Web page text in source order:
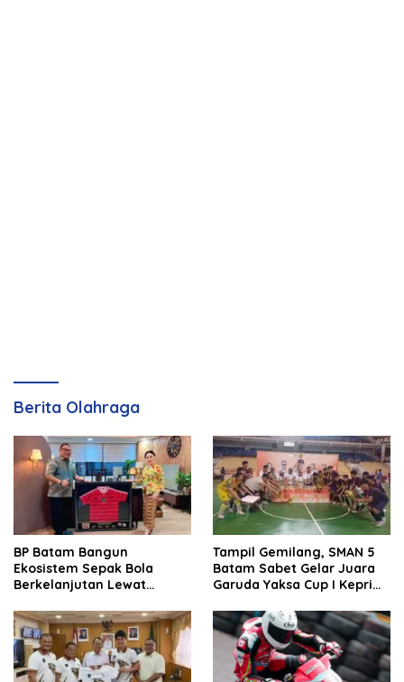
Berita Olahraga
BP Batam Bangun
Ekosistem Sepak Bola
Berkelanjutan Lewat
Tampil Gemilang, SMAN 5
Batam Sabet Gelar Juara
Garuda Yaksa Cup I Kepri